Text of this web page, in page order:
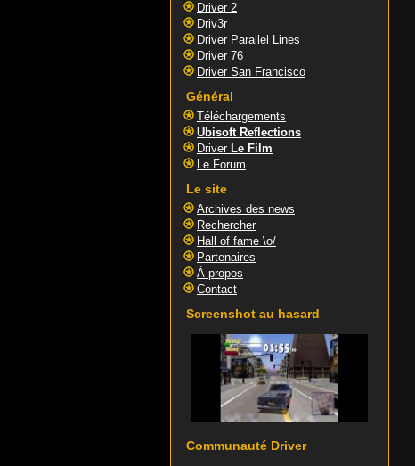
Driver 2
Driv3r
Driver Parallel Lines
Driver 76
Driver San Francisco
Général
Téléchargements
Ubisoft Reflections
Driver Le Film
Le Forum
Le site
Archives des news
Rechercher
Hall of fame \o/
Partenaires
À propos
Contact
Screenshot au hasard
Communauté Driver